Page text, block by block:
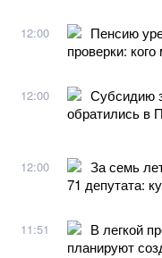
12:00
Пенсию
проверки:
12:00
Субсидию
обратились в
12:00
За семь
71 депутата:
11:51
В легкой
планируют